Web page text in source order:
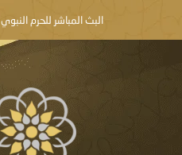
البث المباشر للحرم النبوي